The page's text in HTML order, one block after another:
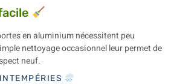
en aluminium nécessitent peu
nettoyage occasionnel leur permet de
neuf.